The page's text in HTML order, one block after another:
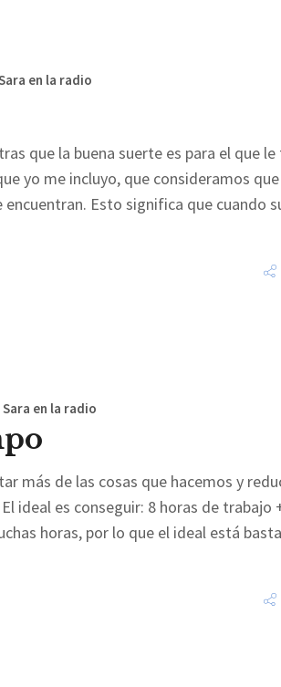
en la radio
que la buena suerte es para el que le
yo me incluyo, que consideramos
Esto significa que cuando
Sara en la radio
más de las cosas que hacemos y
ideal es conseguir: 8 horas de trabajo
horas, por lo que el ideal está